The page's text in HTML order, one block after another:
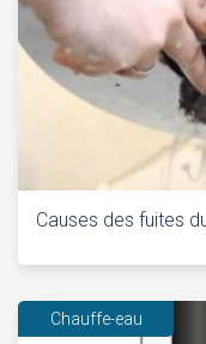
Causes des fuites
Chauffe-eau